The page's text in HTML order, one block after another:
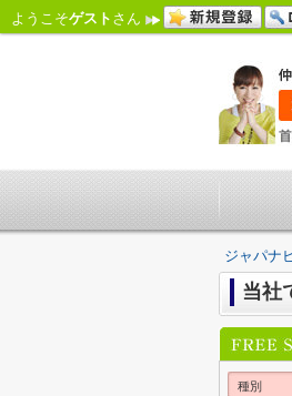
ようこそゲスト さん
ジャパナ
当社
種別